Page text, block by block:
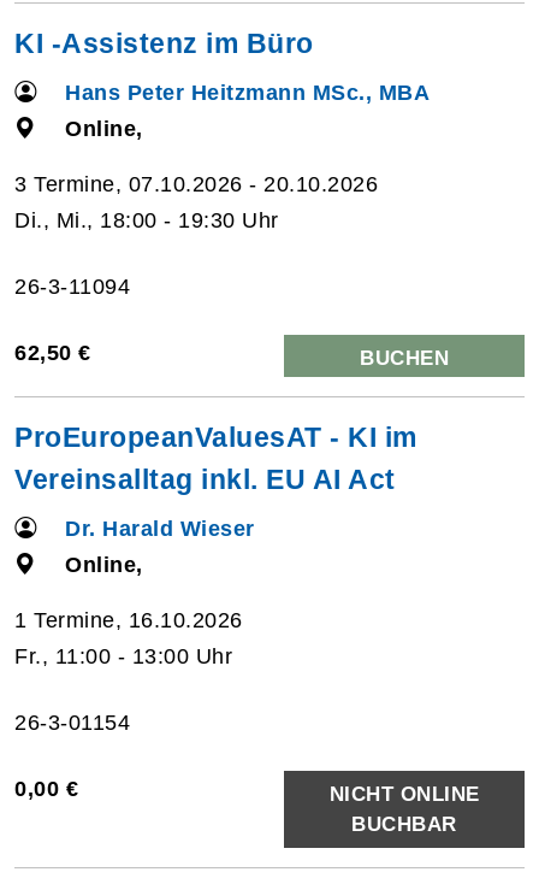
KI -Assistenz im Büro
Hans Peter Heitzmann MSc., MBA
Online,
3 Termine, 07.10.2026 - 20.10.2026
Di., Mi., 18:00 - 19:30 Uhr
26-3-11094
62,50 € BUCHEN
ProEuropeanValuesAT - KI im
Vereinsalltag inkl. EU AI Act
Dr. Harald Wieser
Online,
1 Termine, 16.10.2026
Fr., 11:00 - 13:00 Uhr
26-3-01154
0,00 €
NICHT ONLINE
BUCHBAR